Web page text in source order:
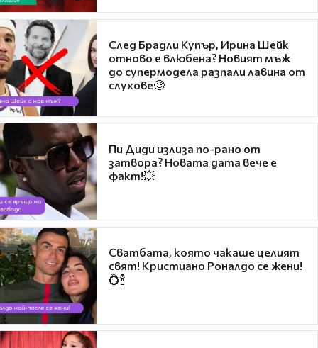
След Брадли Купър, Ирина Шейк
отново е влюбена? Новият мъж
до супермодела разпали лавина от
слухове🧐
Пи Диди излиза по-рано от
затвора? Новата дата вече е
факт!💥
Сватбата, която чакаше целият
свят! Кристиано Роналдо се жени!
💍🍾